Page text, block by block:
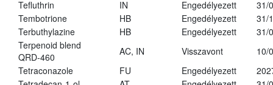
Tefluthrin
IN Engedélyezett
31/
Tembotrione
HB Engedélyezett
31/
Terbuthylazine
HB Engedélyezett
31/
Terpenoid blend
QRD-460
AC, IN Visszavont
10/
Tetraconazole
FU Engedélyezett